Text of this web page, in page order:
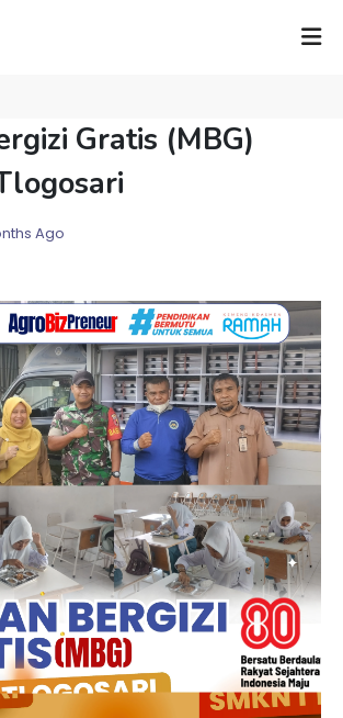
Gratis (MBG)
Ago